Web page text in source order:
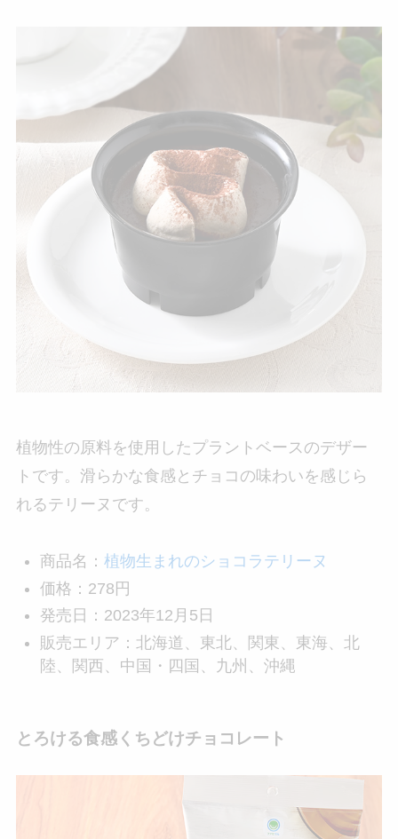
植物性の原料を使用したプラントベースのデザー
トです。滑らかな食感とチョコの味わいを感じら
れるテリーヌです。
商品名： 植物生まれのショコラテリーヌ
価格：278円
発売日：2023年12月5日
販売エリア：北海道、東北、関東、東海、北
陸、関西、中国・四国、九州、沖縄
とろける食感くちどけチョコレート